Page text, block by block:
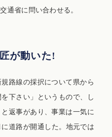
通省に問い合わせる。
が動いた!
路線の採択について県から
下さい」というもので、し
返事があり、事業は一気に
道路が開通した。地元では